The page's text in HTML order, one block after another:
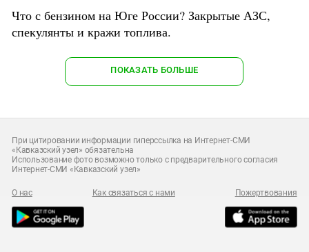
Что с бензином на Юге России? Закрытые АЗС,
спекулянты и кражи топлива.
ПОКАЗАТЬ БОЛЬШЕ
При цитировании информации гиперссылка на Интернет-СМИ
«Кавказский узел» обязательна
Использование фото возможно только с предварительного согласия
Интернет-СМИ «Кавказский узел»
О нас Как связаться с нами Пожертвования